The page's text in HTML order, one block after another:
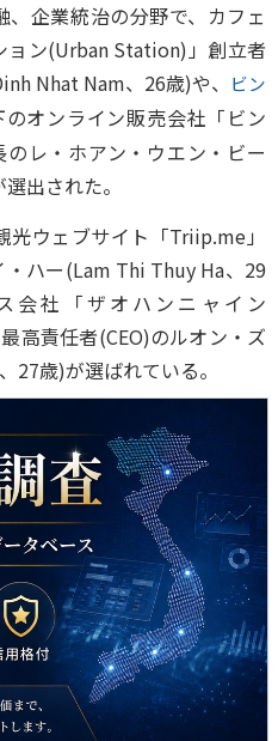
企業統治の分野で、カフェ
ョン(Urban Station)」創立者
Nhat Nam、26歳)や、 ビン
オンライン販売会社「ビン
レ・ホアン・ウエン・ビー
出された。
ウェブサイト「Triip.me」
ハー(Lam Thi Thuy Ha、29
会社「ザオハンニャイン
高責任者(CEO)のルオン・ズ
27歳)が選ばれている。